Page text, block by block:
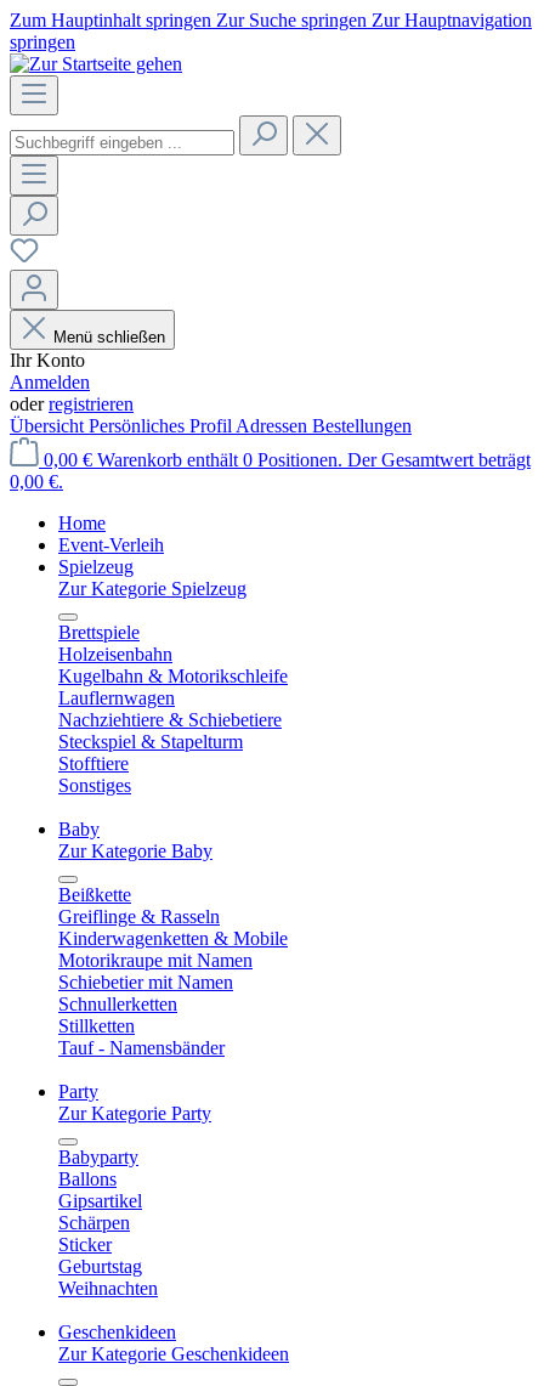
Zum Hauptinhalt springen Zur Suche springen Zur Hauptnavigation
springen
Menü schließen
Ihr Konto
Anmelden
oderregistrieren
Übersicht Persönliches Profil Adressen Bestellungen
0,00 € Warenkorb enthält 0 Positionen. Der Gesamtwert beträgt
0,00 €.
Home
Event-Verleih
Spielzeug
Zur Kategorie Spielzeug
Brettspiele
Holzeisenbahn
Kugelbahn & Motorikschleife
Lauflernwagen
Nachziehtiere & Schiebetiere
Steckspiel & Stapelturm
Stofftiere
Sonstiges
Baby
Zur Kategorie Baby
Beißkette
Greiflinge & Rasseln
Kinderwagenketten & Mobile
Motorikraupe mit Namen
Schiebetier mit Namen
Schnullerketten
Stillketten
Tauf - Namensbänder
Party
Zur Kategorie Party
Babyparty
Ballons
Gipsartikel
Schärpen
Sticker
Geburtstag
Weihnachten
Geschenkideen
Zur Kategorie Geschenkideen